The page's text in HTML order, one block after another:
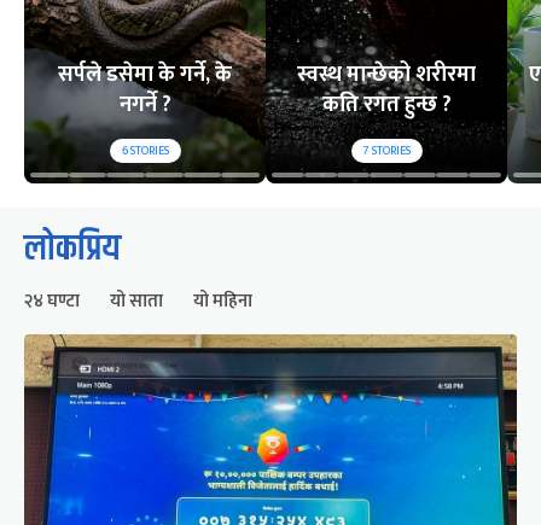
सर्पले डसेमा के गर्ने, के
नगर्ने ?
6STORIES
स्वस्थ मान्छेको शरीरमा
कति रगत हुन्छ ?
7STORIES
लोकप्रिय
२४ घण्टा यो साता यो महिना